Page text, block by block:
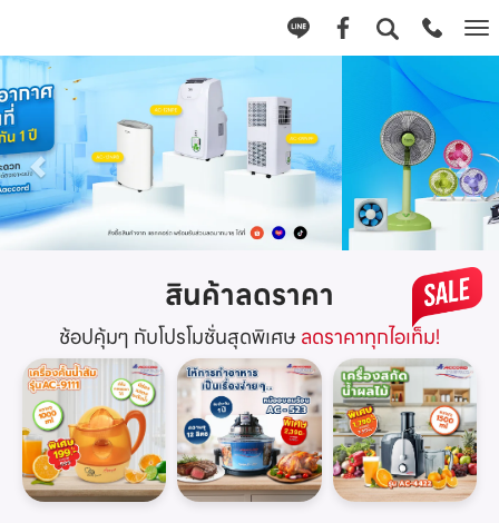
สินค้าลดราคา
ช้อปคุ้มๆ กับโปรโมชั่นสุดพิเศษลดราคาทุกไอเท็ม!